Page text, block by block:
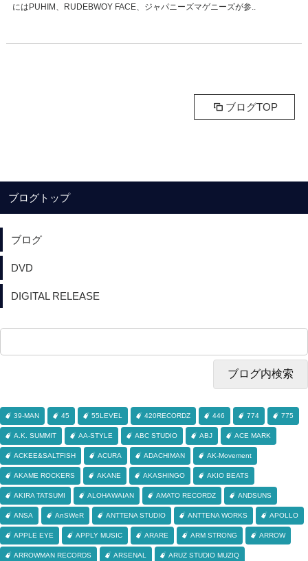
にはPUHIM、RUDEBWOY FACE、ジャパニーズマゲニーズが参..
ブログTOP
ブログトップ
ブログ
DVD
DIGITAL RELEASE
39-MAN 45 55LEVEL 420RECORDZ 446 774 775
A.K. SUMMIT AA-STYLE ABC STUDIO ABJ ACE MARK
ACKEE&SALTFISH ACURA ADACHIMAN AK-Movement
AKAME ROCKERS AKANE AKASHINGO AKIO BEATS
AKIRA TATSUMI ALOHAWAIAN AMATO RECORDZ ANDSUNS
ANSA AnSWeR ANTTENA STUDIO ANTTENA WORKS APOLLO
APPLE EYE APPLY MUSIC ARARE ARM STRONG ARROW
ARROWMAN RECORDS ARSENAL ARUZ STUDIO MUZIQ